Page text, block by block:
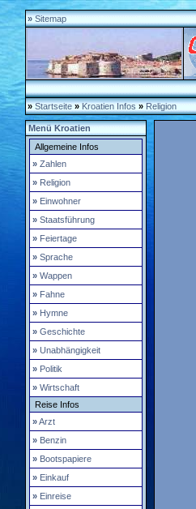
» Sitemap
» Startseite» Kroatien Infos » Religion
MenüKroatien
Allgemeine Infos
» Zahlen
» Religion
» Einwohner
» Staatsführung
» Feiertage
» Sprache
» Wappen
» Fahne
» Hymne
» Geschichte
» Unabhängigkeit
» Politik
» Wirtschaft
Reise Infos
»Arzt
» Benzin
» Bootspapiere
» Einkauf
» Einreise